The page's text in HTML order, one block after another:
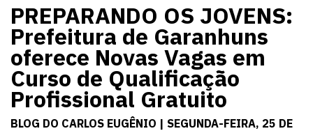
PREPARANDO OS JOVENS:
Prefeitura de Garanhuns
oferece Novas Vagas em
Curso de Qualificação
Profissional Gratuito
BLOG DO CARLOS EUGÊNIO | SEGUNDA-FEIRA, 25 DE